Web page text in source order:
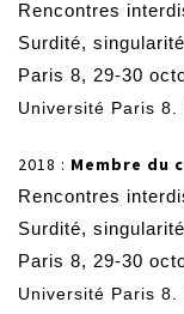
Rencontres
Surdité,
Paris 8, 29-30
Université Paris 8.
2018 : Membre du
Rencontres
Surdité,
Paris 8, 29-30
Université Paris 8.